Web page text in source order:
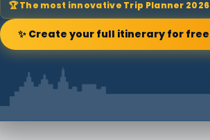
🏆 The most innovative Trip Planner 2026
✨ Create your full itinerary for free